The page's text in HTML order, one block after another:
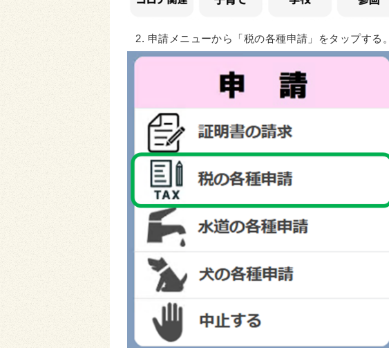
申請メニューから「税の各種申請」をタップする。